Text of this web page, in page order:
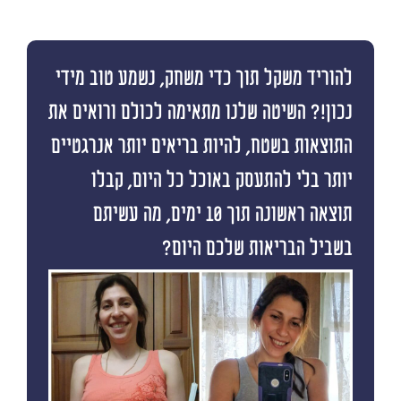
להוריד משקל תוך כדי משחק, נשמע טוב מידי
נכון!? השיטה שלנו מתאימה לכולם ורואים את
התוצאות בשטח, להיות בריאים יותר אנרגטיים
יותר בלי להתעסק באוכל כל היום, קבלו
תוצאה ראשונה תוך 10 ימים, מה עשיתם
בשביל הבריאות שלכם היום?